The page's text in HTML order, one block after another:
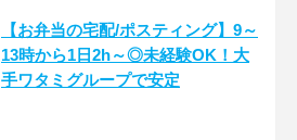
【お弁当の宅配/ポスティング】9～
13時から1日2h～◎未経験OK！大
手ワタミグループで安定